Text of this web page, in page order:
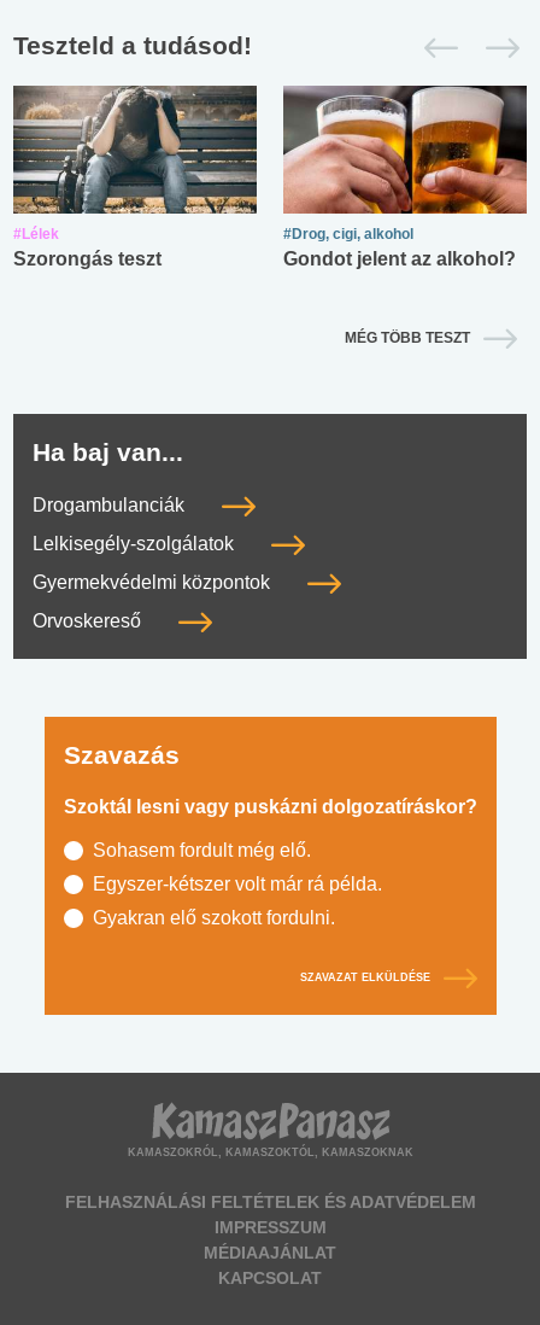
Teszteld a tudásod!
#Lélek
Szorongás teszt
#Drog, cigi, alkohol
Gondot jelent az alkohol?
MÉG TÖBB TESZT
Ha baj van...
Drogambulanciák
Lelkisegély-szolgálatok
Gyermekvédelmi központok
Orvoskereső
Szavazás
Szoktál lesni vagy puskázni dolgozatíráskor?
Sohasem fordult még elő.
Egyszer-kétszer volt már rá példa.
Gyakran elő szokott fordulni.
SZAVAZAT ELKÜLDÉSE
KAMASZOKRÓL, KAMASZOKTÓL, KAMASZOKNAK
FELHASZNÁLÁSI FELTÉTELEK ÉS ADATVÉDELEM
IMPRESSZUM
MÉDIAAJÁNLAT
KAPCSOLAT